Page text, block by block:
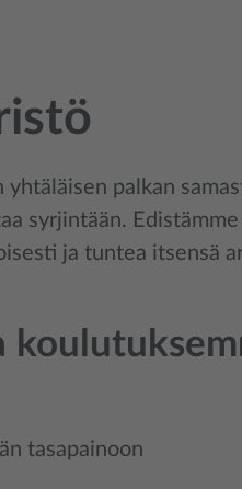
palkan
syrjintään.
ja tuntea itsensä
tasapainoon